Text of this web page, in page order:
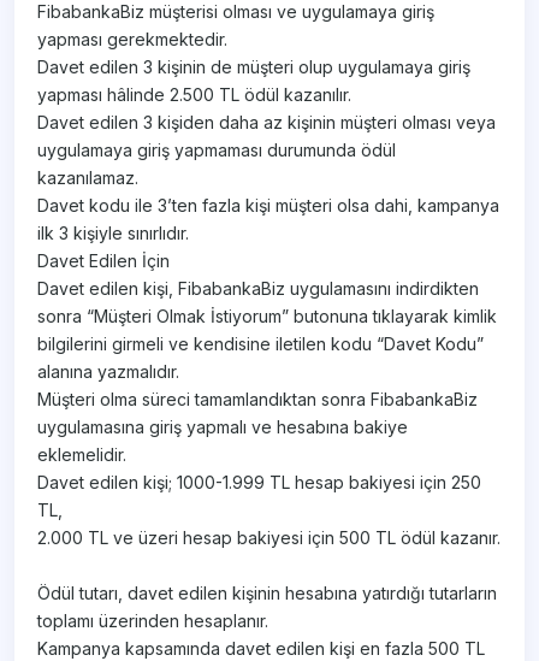
FibabankaBiz müşterisi olması ve uygulamaya giriş
yapması gerekmektedir.
Davet edilen 3 kişinin de müşteri olup uygulamaya giriş
yapması hâlinde 2.500 TL ödül kazanılır.
Davet edilen 3 kişiden daha az kişinin müşteri olması veya
uygulamaya giriş yapmaması durumunda ödül
kazanılamaz.
Davet kodu ile 3’ten fazla kişi müşteri olsa dahi, kampanya
ilk 3 kişiyle sınırlıdır.
Davet Edilen İçin
Davet edilen kişi, FibabankaBiz uygulamasını indirdikten
sonra “Müşteri Olmak İstiyorum” butonuna tıklayarak kimlik
bilgilerini girmeli ve kendisine iletilen kodu “Davet Kodu”
alanına yazmalıdır.
Müşteri olma süreci tamamlandıktan sonra FibabankaBiz
uygulamasına giriş yapmalı ve hesabına bakiye
eklemelidir.
Davet edilen kişi; 1000-1.999 TL hesap bakiyesi için 250
TL,
2.000 TL ve üzeri hesap bakiyesi için 500 TL ödül kazanır.
Ödül tutarı, davet edilen kişinin hesabına yatırdığı tutarların
toplamı üzerinden hesaplanır.
Kampanya kapsamında davet edilen kişi en fazla 500 TL